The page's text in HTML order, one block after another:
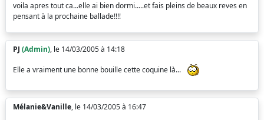
voila apres tout ca...elle ai bien dormi.....et fais pleins de beaux reves en
pensant à la prochaine ballade!!!!
PJ (Admin), le 14/03/2005 à 14:18
Elle a vraiment une bonne bouille cette coquine là...
Mélanie&Vanille, le 14/03/2005 à 16:47